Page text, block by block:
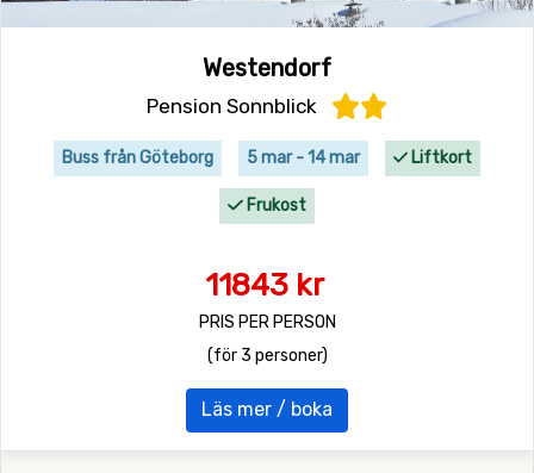
Westendorf
Pension Sonnblick
Buss från Göteborg 5 mar - 14 mar Liftkort
Frukost
11843 kr
PRIS PER PERSON
(för 3 personer)
Läs mer / boka